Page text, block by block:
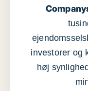
investorer og
høj